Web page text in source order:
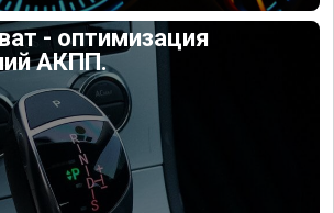
- оптимизация
АКПП.